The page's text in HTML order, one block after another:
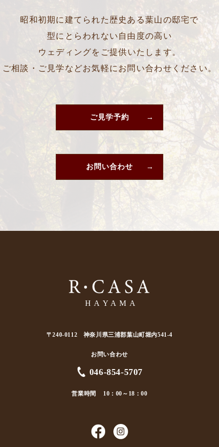
昭和初期に建てられた歴史ある葉山の邸宅で
型にとらわれない自由度の高い
ウェディングをご提供いたします。
ご相談・ご見学などお気軽にお問い合わせください。
ご見学予約
お問い合わせ
〒240-0112 神奈川県三浦郡葉山町堀内541-4
お問い合わせ
046-854-5707
営業時間 10：00～18：00